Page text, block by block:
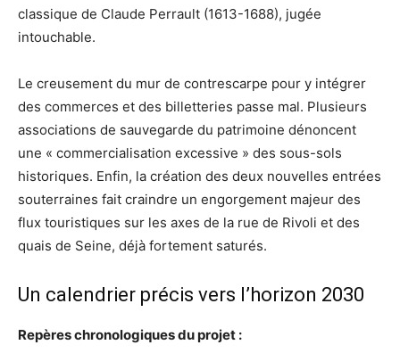
classique de Claude Perrault (1613-1688), jugée
intouchable.
Le creusement du mur de contrescarpe pour y intégrer
des commerces et des billetteries passe mal. Plusieurs
associations de sauvegarde du patrimoine dénoncent
une « commercialisation excessive » des sous-sols
historiques. Enfin, la création des deux nouvelles entrées
souterraines fait craindre un engorgement majeur des
flux touristiques sur les axes de la rue de Rivoli et des
quais de Seine, déjà fortement saturés.
Un calendrier précis vers l’horizon 2030
Repères chronologiques du projet :